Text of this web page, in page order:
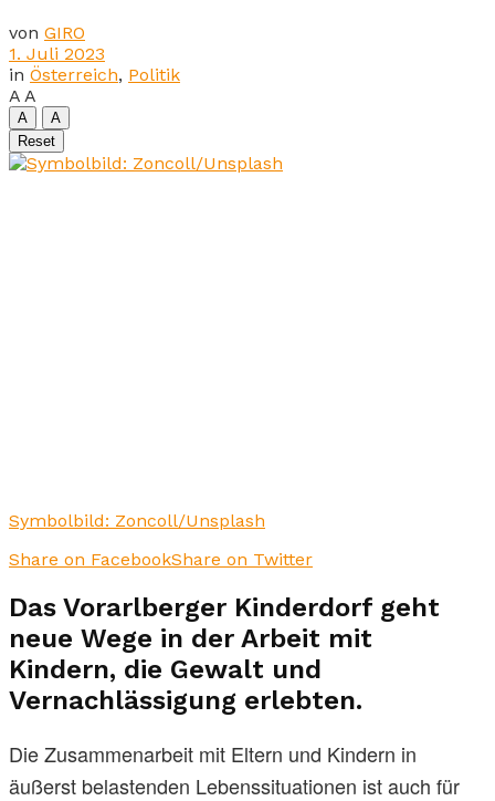
von GIRO
1. Juli 2023
in Österreich, Politik
A A
A
A
Reset
Symbolbild: Zoncoll/Unsplash
Share on FacebookShare on Twitter
Das Vorarlberger Kinderdorf geht
neue Wege in der Arbeit mit
Kindern, die Gewalt und
Vernachlässigung erlebten.
Die Zusammenarbeit mit Eltern und Kindern in
äußerst belastenden Lebenssituationen ist auch für